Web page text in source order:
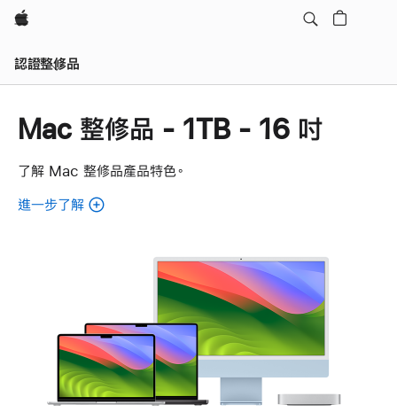
Apple
認證整修品
Mac 整修品 - 1TB - 16 吋
了解 Mac 整修品產品特色。
進一步了解